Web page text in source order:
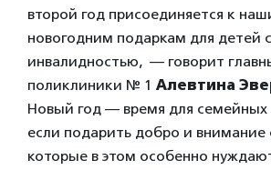
второй год присоединяется к
новогодним подаркам для детей с
инвалидностью, — говорит
поликлиники № 1 Алевтина
Новый год — время для
если подарить добро и внимание
которые в этом особенно